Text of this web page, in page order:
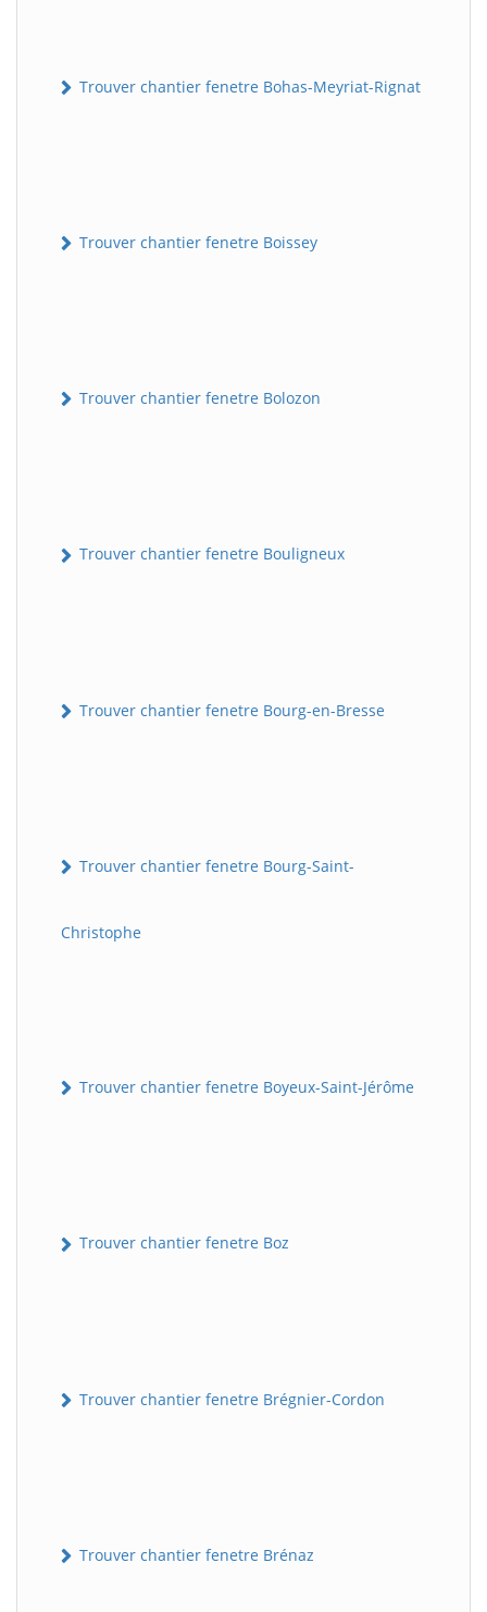
Trouver chantier fenetre Bohas-Meyriat-Rignat
Trouver chantier fenetre Boissey
Trouver chantier fenetre Bolozon
Trouver chantier fenetre Bouligneux
Trouver chantier fenetre Bourg-en-Bresse
Trouver chantier fenetre Bourg-Saint-
Christophe
Trouver chantier fenetre Boyeux-Saint-Jérôme
Trouver chantier fenetre Boz
Trouver chantier fenetre Brégnier-Cordon
Trouver chantier fenetre Brénaz